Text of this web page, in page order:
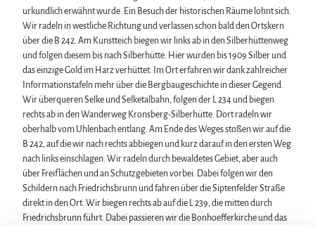
urkundlich erwähnt wurde. Ein Besuch der historischen Räume lohnt sich.
Wir radeln in westliche Richtung und verlassen schon bald den Ortskern
über die B 242. Am Kunstteich biegen wir links ab in den Silberhüttenweg
und folgen diesem bis nach Silberhütte. Hier wurden bis 1909 Silber und
das einzige Gold im Harz verhüttet. Im Ort erfahren wir dank zahlreicher
Informationstafeln mehr über die Bergbaugeschichte in dieser Gegend.
Wir überqueren Selke und Selketalbahn, folgen der L 234 und biegen
rechts ab in den Wanderweg Kronsberg-Silberhütte. Dort radeln wir
oberhalb vom Uhlenbach entlang. Am Ende des Weges stoßen wir auf die
B 242, auf die wir nach rechts abbiegen und kurz darauf in den ersten Weg
nach links einschlagen. Wir radeln durch bewaldetes Gebiet, aber auch
über Freiflächen und an Schutzgebieten vorbei. Dabei folgen wir den
Schildern nach Friedrichsbrunn und fahren über die Siptenfelder Straße
direkt in den Ort. Wir biegen rechts ab auf die L 239, die mitten durch
Friedrichsbrunn führt. Dabei passieren wir die Bonhoefferkirche und das